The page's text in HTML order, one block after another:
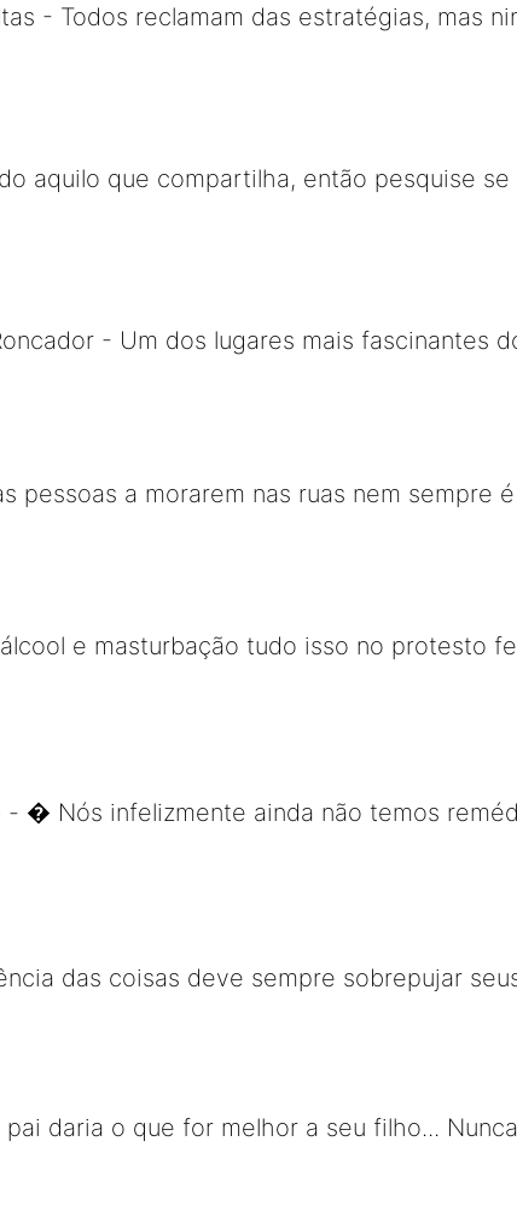
- Todos reclamam das estratégias, mas
aquilo que compartilha, então pesquise
- Um dos lugares mais fascinantes
pessoas a morarem nas ruas nem sempre
e masturbação tudo isso no protesto
- � Nós infelizmente ainda não temos
das coisas deve sempre sobrepujar
daria o que for melhor a seu filho...